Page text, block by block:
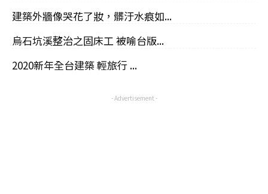
建築外牆像哭花了妝，髒汙水痕如...
烏石坑溪整治之固床工 被喻台版...
2020新年全台建築 輕旅行 ...
- Advertisement -